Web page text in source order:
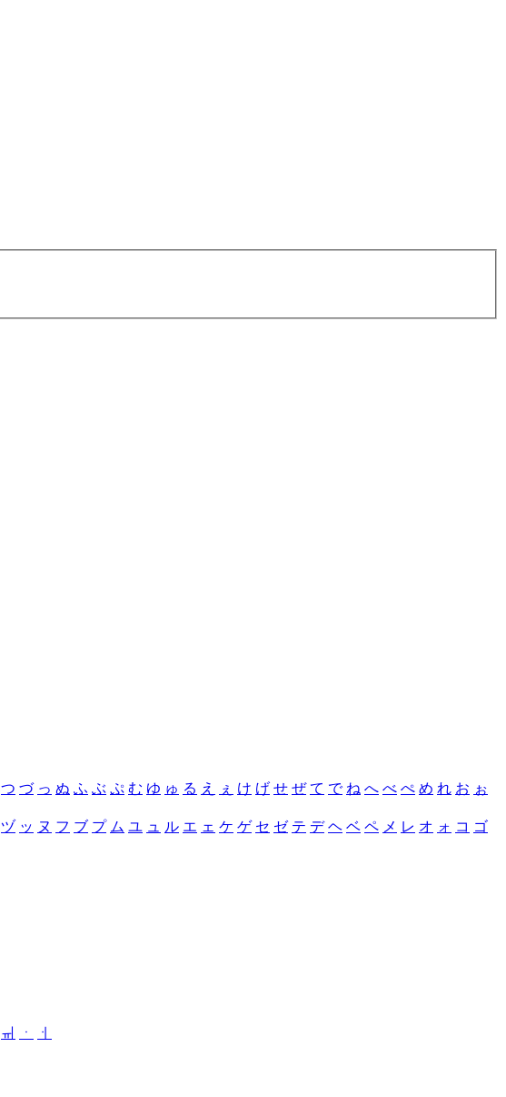
つ づ っ ぬ ふ ぶ ぷ む ゆ ゅ る え ぇ け げ せ ぜ て で ね へ べ ぺ め れ お ぉ
ヅ ッ ヌ フ ブ プ ム ユ ュ ル エ ェ ケ ゲ セ ゼ テ デ ヘ ベ ペ メ レ オ ォ コ ゴ
ㆌ ㆍ
ㆎ